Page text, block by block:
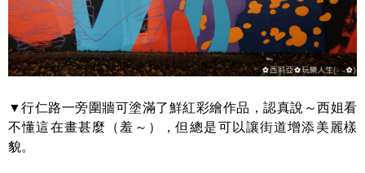
▼行仁路一旁圍牆可塗滿了鮮紅彩繪作品，認真說～西姐看
不懂這在畫甚麼（羞～），但總是可以讓街道增添美麗樣
貌。